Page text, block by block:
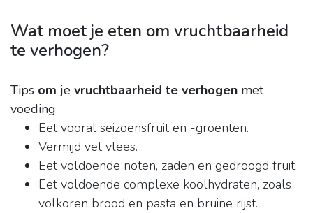
Wat moet je eten om vruchtbaarheid
te verhogen?
Tips om je vruchtbaarheid te verhogen met
voeding
Eet vooral seizoensfruit en -groenten.
Vermijd vet vlees.
Eet voldoende noten, zaden en gedroogd fruit.
Eet voldoende complexe koolhydraten, zoals
volkoren brood en pasta en bruine rijst.